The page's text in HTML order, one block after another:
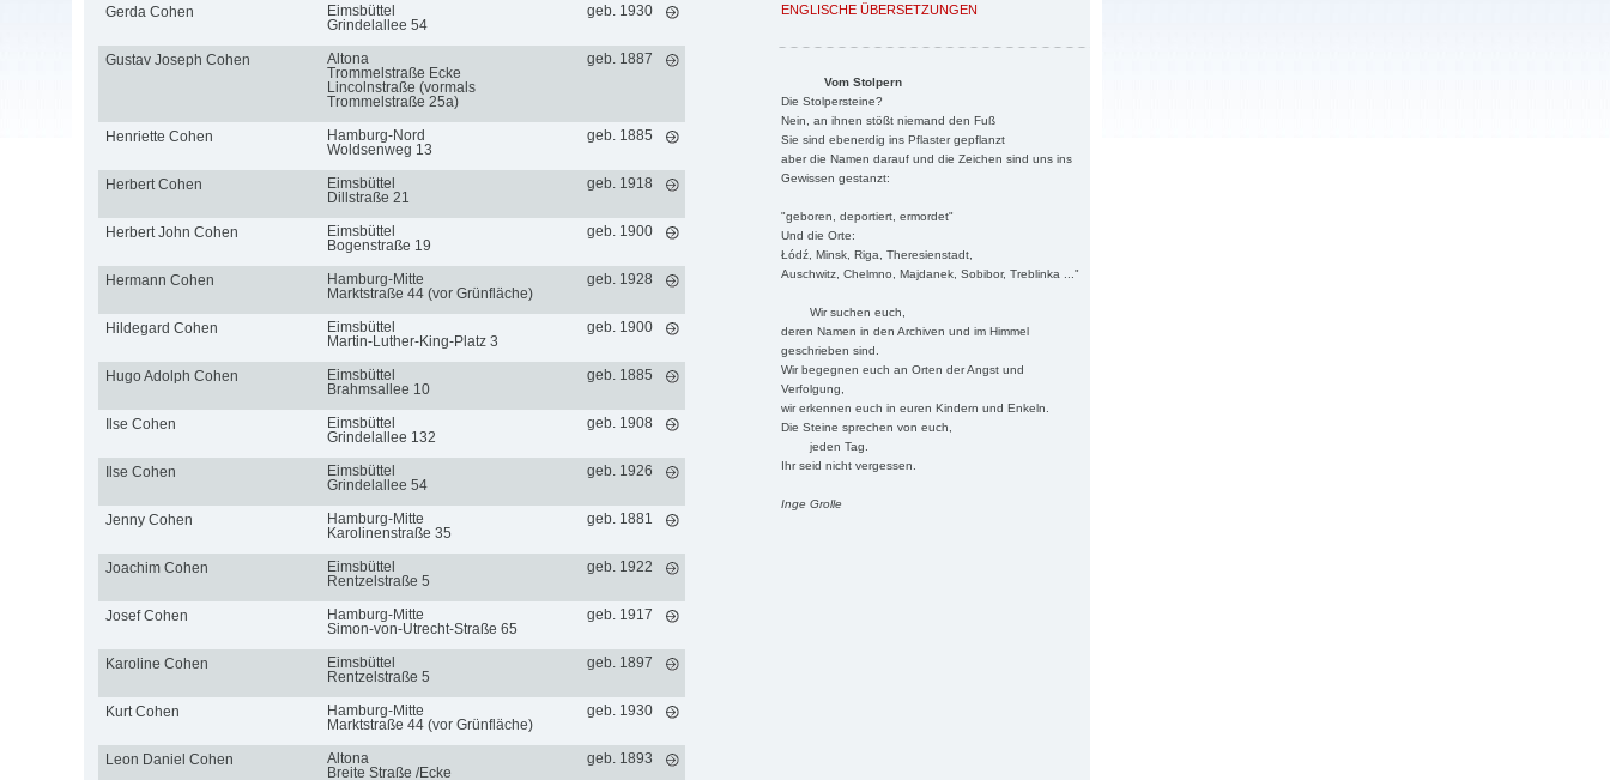
ENGLISCHE ÜBERSETZUNGEN
Vom Stolpern
Die Stolpersteine?
Nein, an ihnen stößt niemand den Fuß
Sie sind ebenerdig ins Pflaster gepflanzt
aber die Namen darauf und die Zeichen sind uns ins
Gewissen gestanzt:
"geboren, deportiert, ermordet"
Und die Orte:
Łódź, Minsk, Riga, Theresienstadt,
Auschwitz, Chelmno, Majdanek, Sobibor, Treblinka ..."
Wir suchen euch,
deren Namen in den Archiven und im Himmel
geschrieben sind.
Wir begegnen euch an Orten der Angst und
Verfolgung,
wir erkennen euch in euren Kindern und Enkeln.
Die Steine sprechen von euch,
jeden Tag.
Ihr seid nicht vergessen.
Inge Grolle
Gerda Cohen
Eimsbüttel
Grindelallee 54
geb. 1930
Gustav Joseph Cohen
Altona
Trommelstraße Ecke
Lincolnstraße (vormals
Trommelstraße 25a)
geb. 1887
Henriette Cohen
Hamburg-Nord
Woldsenweg 13
geb. 1885
Herbert Cohen
Eimsbüttel
Dillstraße 21
geb. 1918
Herbert John Cohen
Eimsbüttel
Bogenstraße 19
geb. 1900
Hermann Cohen
Hamburg-Mitte
Marktstraße 44 (vor Grünfläche)
geb. 1928
Hildegard Cohen
Eimsbüttel
Martin-Luther-King-Platz 3
geb. 1900
Hugo Adolph Cohen
Eimsbüttel
Brahmsallee 10
geb. 1885
Ilse Cohen
Eimsbüttel
Grindelallee 132
geb. 1908
Ilse Cohen
Eimsbüttel
Grindelallee 54
geb. 1926
Jenny Cohen
Hamburg-Mitte
Karolinenstraße 35
geb. 1881
Joachim Cohen
Eimsbüttel
Rentzelstraße 5
geb. 1922
Josef Cohen
Hamburg-Mitte
Simon-von-Utrecht-Straße 65
geb. 1917
Karoline Cohen
Eimsbüttel
Rentzelstraße 5
geb. 1897
Kurt Cohen
Hamburg-Mitte
Marktstraße 44 (vor Grünfläche)
geb. 1930
Leon Daniel Cohen
Altona
Breite Straße /Ecke
geb. 1893